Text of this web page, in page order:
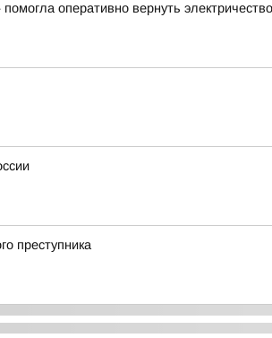
оперативно вернуть
преступника